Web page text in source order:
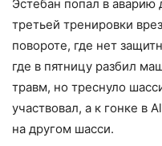
Эстебан попал в аварию
третьей тренировки
повороте, где нет
где в пятницу разбил
травм, но треснуло
участвовал, а к гонке в
на другом шасси.